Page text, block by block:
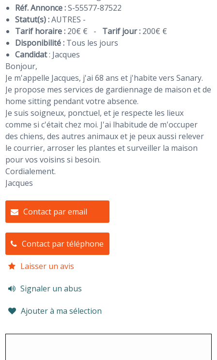
Réf. Annonce :S-55577-87522
Statut(s) :AUTRES -
Tarif horaire : 20€ € - Tarif jour : 200€ €
Disponibilité : Tous les jours
Candidat: Jacques
Bonjour,
Je m'appelle Jacques, j'ai 68 ans et j'habite vers Sanary.
Je propose mes services de gardiennage de maison et de
home sitting pendant votre absence.
Je suis soigneux, ponctuel, et je respecte les lieux
comme si c'était chez moi. J'ai lhabitude de m'occuper
des chiens, des autres animaux et je peux aussi relever
le courrier, arroser les plantes et surveiller la maison
pour vos voisins si besoin.
Cordialement.
Jacques
Contact par email
Contact par téléphone
Laisser un avis
Signaler un abus
Ajouter à ma sélection